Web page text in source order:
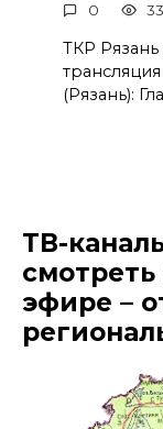
0
ТКР
(Рязань):
ТВ-
эфире –